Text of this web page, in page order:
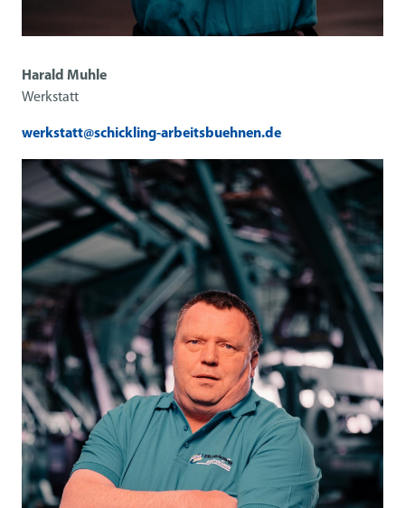
Harald Muhle
Werkstatt
werkstatt@schickling-arbeitsbuehnen.de